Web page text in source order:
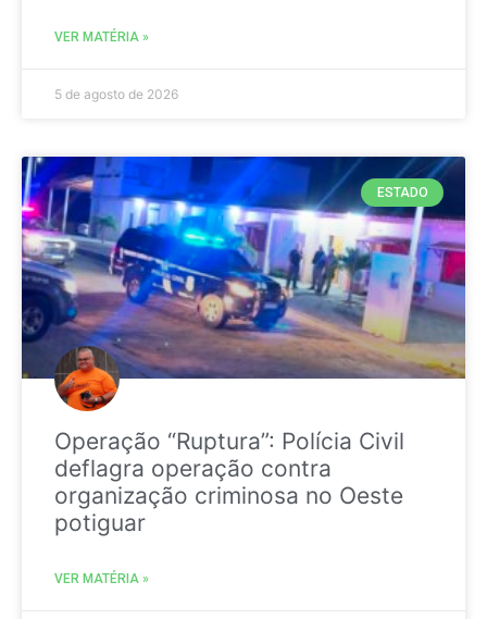
VER MATÉRIA »
5 de agosto de 2026
ESTADO
Operação “Ruptura”: Polícia Civil
deflagra operação contra
organização criminosa no Oeste
potiguar
VER MATÉRIA »